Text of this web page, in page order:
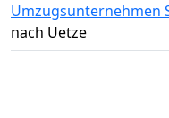
Umzugsunternehmen
nach Uetze